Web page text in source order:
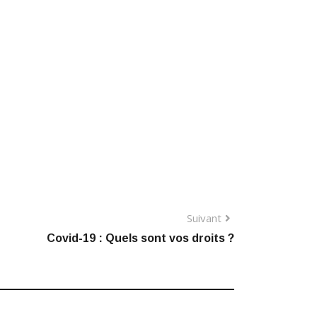
Suivant
Covid-19 : Quels sont vos droits ?